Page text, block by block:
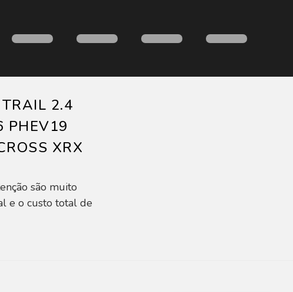
2.4
PHEV19
XRX
são muito
e o custo total de